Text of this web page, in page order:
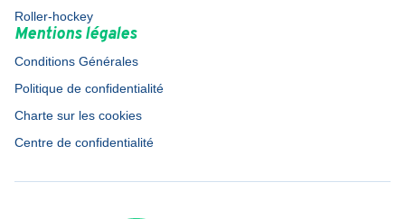
Roller-hockey
Mentions légales
Conditions Générales
Politique de confidentialité
Charte sur les cookies
Centre de confidentialité